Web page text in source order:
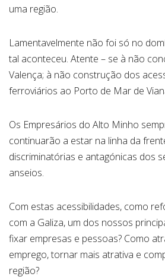
uma região.
Lamentavelmente não foi só no
tal aconteceu. Atente – se à não
Valença; à não construção dos
ferroviários ao Porto de Mar de
Os Empresários do Alto Minho
continuarão a estar na linha da
discriminatórias e antagónicas dos
anseios.
Com estas acessibilidades, como
com a Galiza, um dos nossos
fixar empresas e pessoas? Como
emprego, tornar mais atrativa e
região?